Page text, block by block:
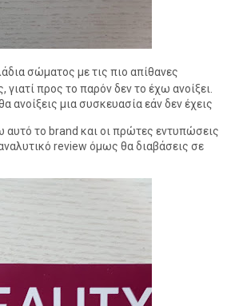
σώματος με τις πιο απίθανες
γιατί προς το παρόν δεν το έχω ανοίξει.
ανοίξεις μια συσκευασία εάν δεν έχεις
αυτό το brand και οι πρώτες εντυπώσεις
review όμως θα διαβάσεις σε